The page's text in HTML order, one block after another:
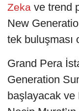
Zeka ve trend
New
tek buluşması
Grand Pera
Generation
başlayacak ve